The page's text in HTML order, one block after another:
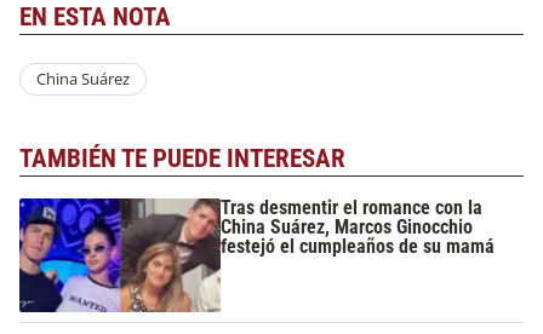
EN ESTA NOTA
China Suárez
TAMBIÉN TE PUEDE INTERESAR
Tras desmentir el romance con la
China Suárez, Marcos Ginocchio
festejó el cumpleaños de su mamá